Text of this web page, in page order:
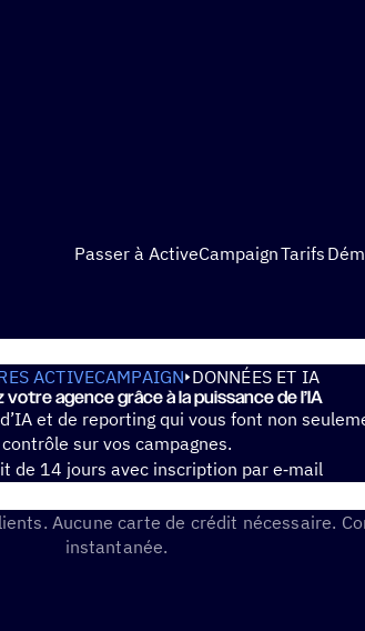
Passer à ActiveCampaignTarifs
ACTIVECAMPAIGN DONNÉES ET IA
agence grâce à la puis­sance de l’IA
et de reporting qui vous font non
contrôle sur vos campagnes.
de 14 jours avec inscrip­tion par e‑mail
Aucune carte de crédit nécessaire.
instantanée.